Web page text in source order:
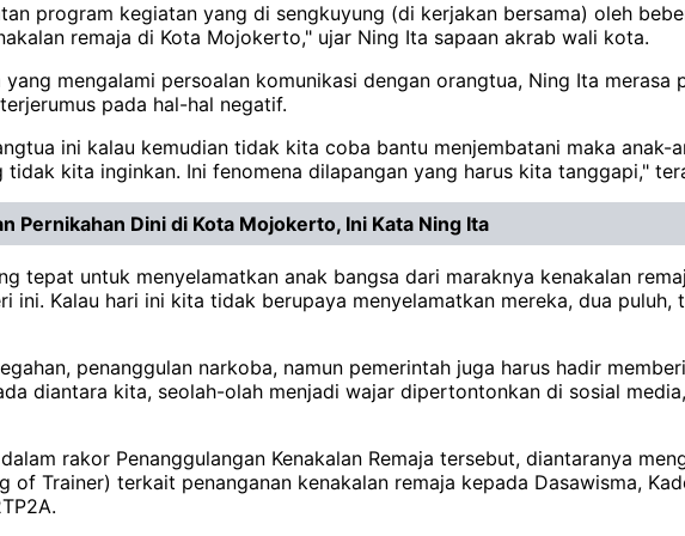
program kegiatan yang di sengkuyung (di kerjakan bersama) oleh
remaja di Kota Mojokerto," ujar Ning Ita sapaan akrab wali kota.
mengalami persoalan komunikasi dengan orangtua, Ning Ita
pada hal-hal negatif.
ini kalau kemudian tidak kita coba bantu menjembatani maka anak-
kita inginkan. Ini fenomena dilapangan yang harus kita tanggapi,"
Pernikahan Dini di Kota Mojokerto, Ini Kata Ning Ita
tepat untuk menyelamatkan anak bangsa dari maraknya kenakalan
ini. Kalau hari ini kita tidak berupaya menyelamatkan mereka, dua
penanggulan narkoba, namun pemerintah juga harus hadir
diantara kita, seolah-olah menjadi wajar dipertontonkan di sosial
rakor Penanggulangan Kenakalan Remaja tersebut, diantaranya
Trainer) terkait penanganan kenakalan remaja kepada Dasawisma,